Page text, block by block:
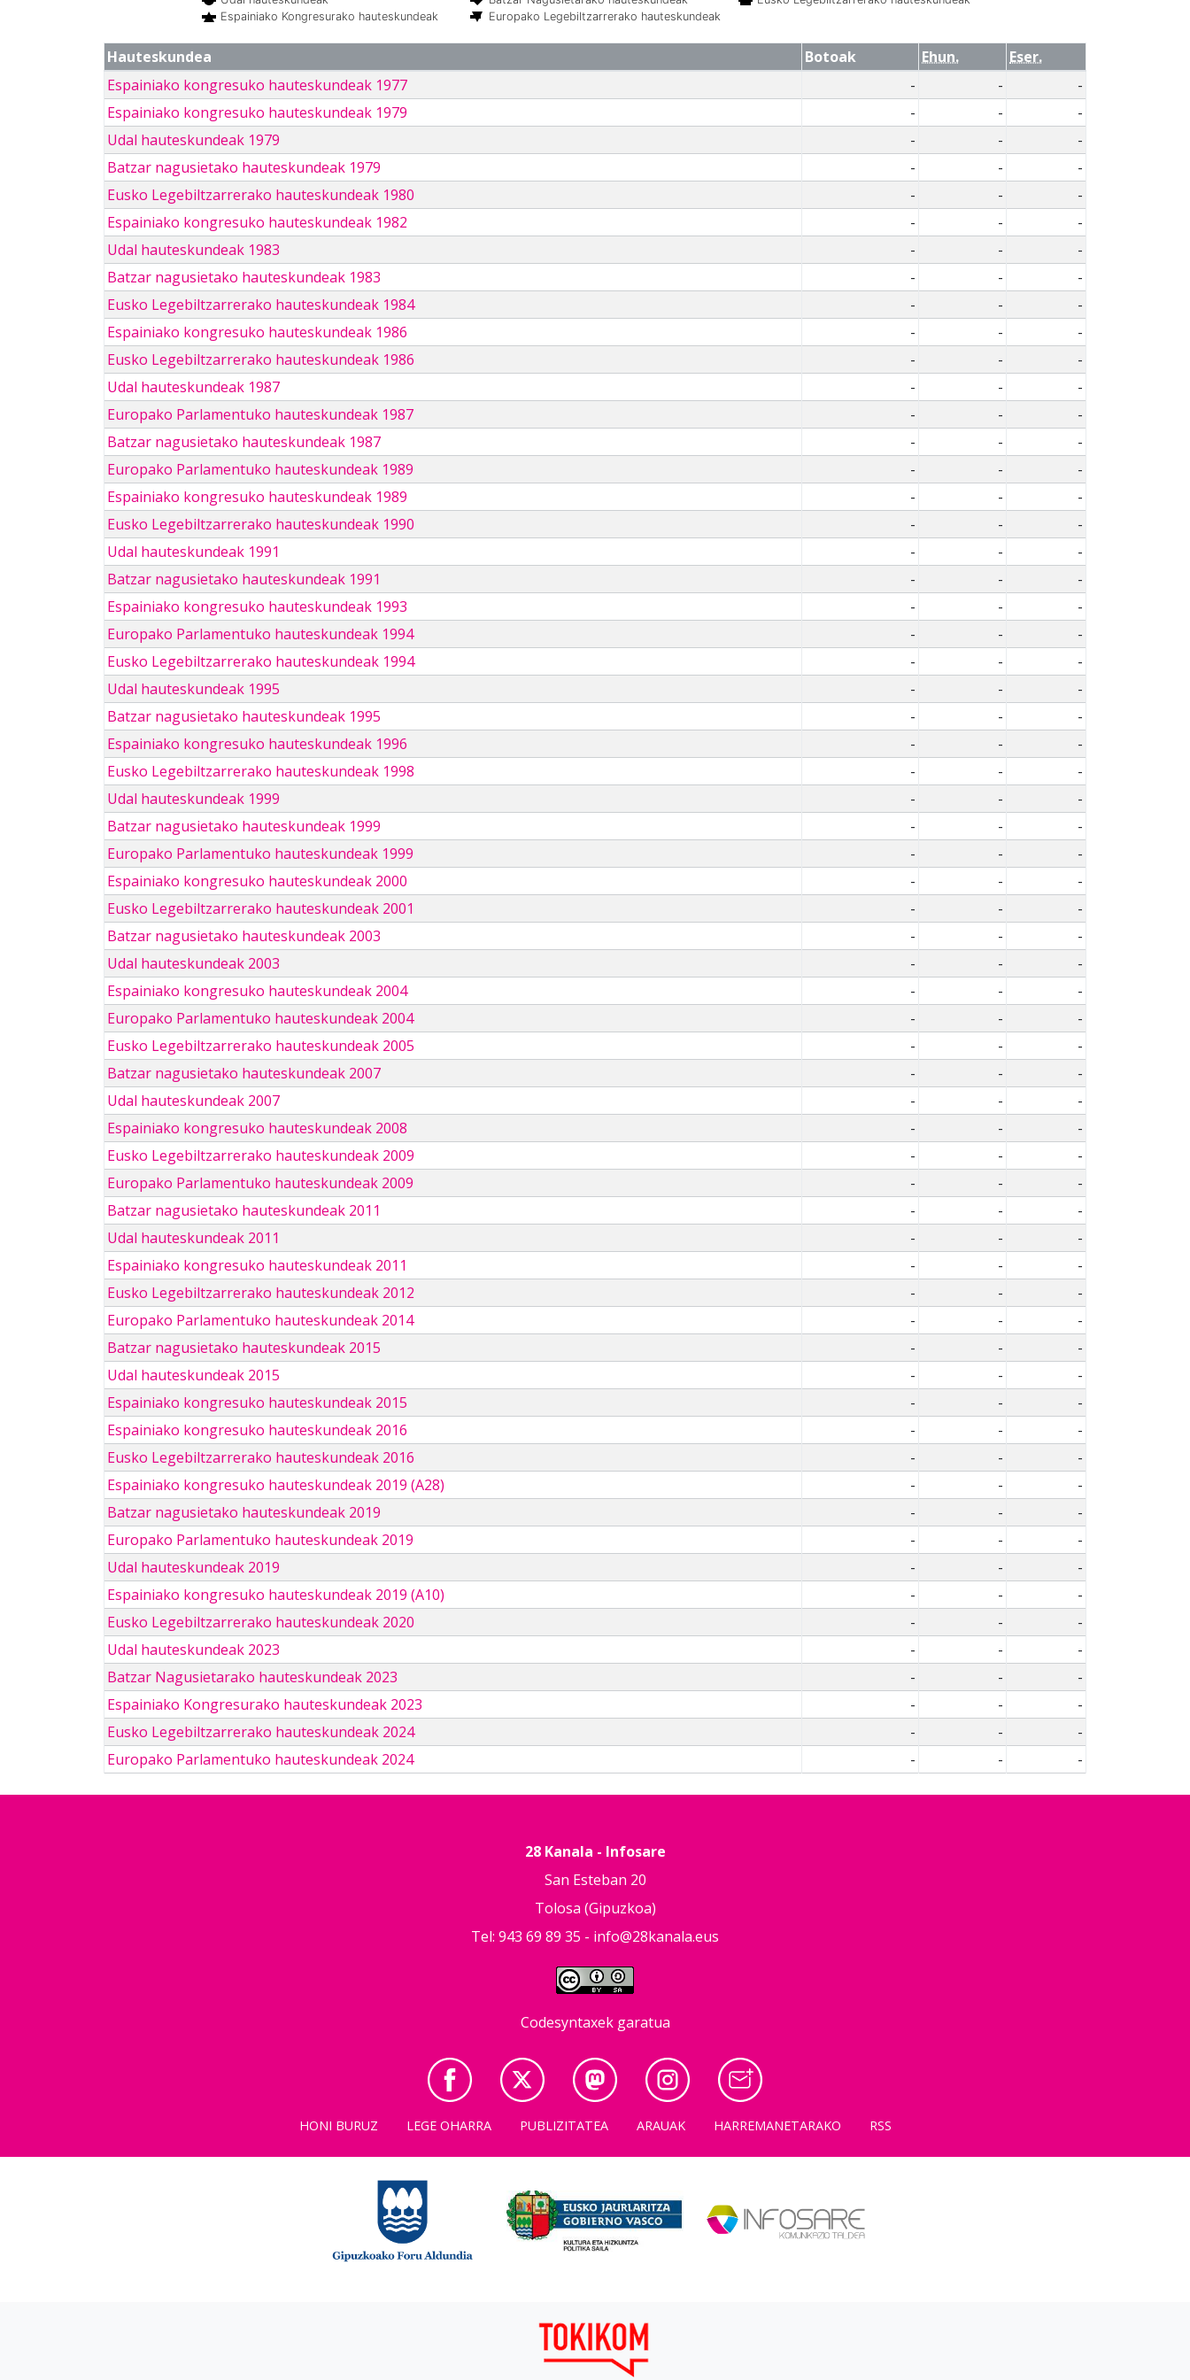
Espainiako Kongresurako hauteskundeak
Europako Legebiltzarrerako hauteskundeak
Hauteskundea Botoak Ehun.
Eser.
Espainiako kongresuko hauteskundeak 1977
- -
-
Espainiako kongresuko hauteskundeak 1979
- -
-
Udal hauteskundeak 1979
- -
-
Batzar nagusietako hauteskundeak 1979
- -
-
Eusko Legebiltzarrerako hauteskundeak 1980
- -
-
Espainiako kongresuko hauteskundeak 1982
- -
-
Udal hauteskundeak 1983
- -
-
Batzar nagusietako hauteskundeak 1983
- -
-
Eusko Legebiltzarrerako hauteskundeak 1984
- -
-
Espainiako kongresuko hauteskundeak 1986
- -
-
Eusko Legebiltzarrerako hauteskundeak 1986
- -
-
Udal hauteskundeak 1987
- -
-
Europako Parlamentuko hauteskundeak 1987
- -
-
Batzar nagusietako hauteskundeak 1987
- -
-
Europako Parlamentuko hauteskundeak 1989
- -
-
Espainiako kongresuko hauteskundeak 1989
- -
-
Eusko Legebiltzarrerako hauteskundeak 1990
- -
-
Udal hauteskundeak 1991
- -
-
Batzar nagusietako hauteskundeak 1991
- -
-
Espainiako kongresuko hauteskundeak 1993
- -
-
Europako Parlamentuko hauteskundeak 1994
- -
-
Eusko Legebiltzarrerako hauteskundeak 1994
- -
-
Udal hauteskundeak 1995
- -
-
Batzar nagusietako hauteskundeak 1995
- -
-
Espainiako kongresuko hauteskundeak 1996
- -
-
Eusko Legebiltzarrerako hauteskundeak 1998
- -
-
Udal hauteskundeak 1999
- -
-
Batzar nagusietako hauteskundeak 1999
- -
-
Europako Parlamentuko hauteskundeak 1999
- -
-
Espainiako kongresuko hauteskundeak 2000
- -
-
Eusko Legebiltzarrerako hauteskundeak 2001
- -
-
Batzar nagusietako hauteskundeak 2003
- -
-
Udal hauteskundeak 2003
- -
-
Espainiako kongresuko hauteskundeak 2004
- -
-
Europako Parlamentuko hauteskundeak 2004
- -
-
Eusko Legebiltzarrerako hauteskundeak 2005
- -
-
Batzar nagusietako hauteskundeak 2007
- -
-
Udal hauteskundeak 2007
- -
-
Espainiako kongresuko hauteskundeak 2008
- -
-
Eusko Legebiltzarrerako hauteskundeak 2009
- -
-
Europako Parlamentuko hauteskundeak 2009
- -
-
Batzar nagusietako hauteskundeak 2011
- -
-
Udal hauteskundeak 2011
- -
-
Espainiako kongresuko hauteskundeak 2011
- -
-
Eusko Legebiltzarrerako hauteskundeak 2012
- -
-
Europako Parlamentuko hauteskundeak 2014
- -
-
Batzar nagusietako hauteskundeak 2015
- -
-
Udal hauteskundeak 2015
- -
-
Espainiako kongresuko hauteskundeak 2015
- -
-
Espainiako kongresuko hauteskundeak 2016
- -
-
Eusko Legebiltzarrerako hauteskundeak 2016
- -
-
Espainiako kongresuko hauteskundeak 2019 (A28)
- -
-
Batzar nagusietako hauteskundeak 2019
- -
-
Europako Parlamentuko hauteskundeak 2019
- -
-
Udal hauteskundeak 2019
- -
-
Espainiako kongresuko hauteskundeak 2019 (A10)
- -
-
Eusko Legebiltzarrerako hauteskundeak 2020
- -
-
Udal hauteskundeak 2023
- -
-
Batzar Nagusietarako hauteskundeak 2023
- -
-
Espainiako Kongresurako hauteskundeak 2023
- -
-
Eusko Legebiltzarrerako hauteskundeak 2024
- -
-
Europako Parlamentuko hauteskundeak 2024
- - -
28 Kanala - Infosare
San Esteban 20
Tolosa (Gipuzkoa)
Tel: 943 69 89 35 - info@28kanala.eus
Codesyntaxek garatua
HONI BURUZ LEGE OHARRA PUBLIZITATEA ARAUAK HARREMANETARAKO RSS